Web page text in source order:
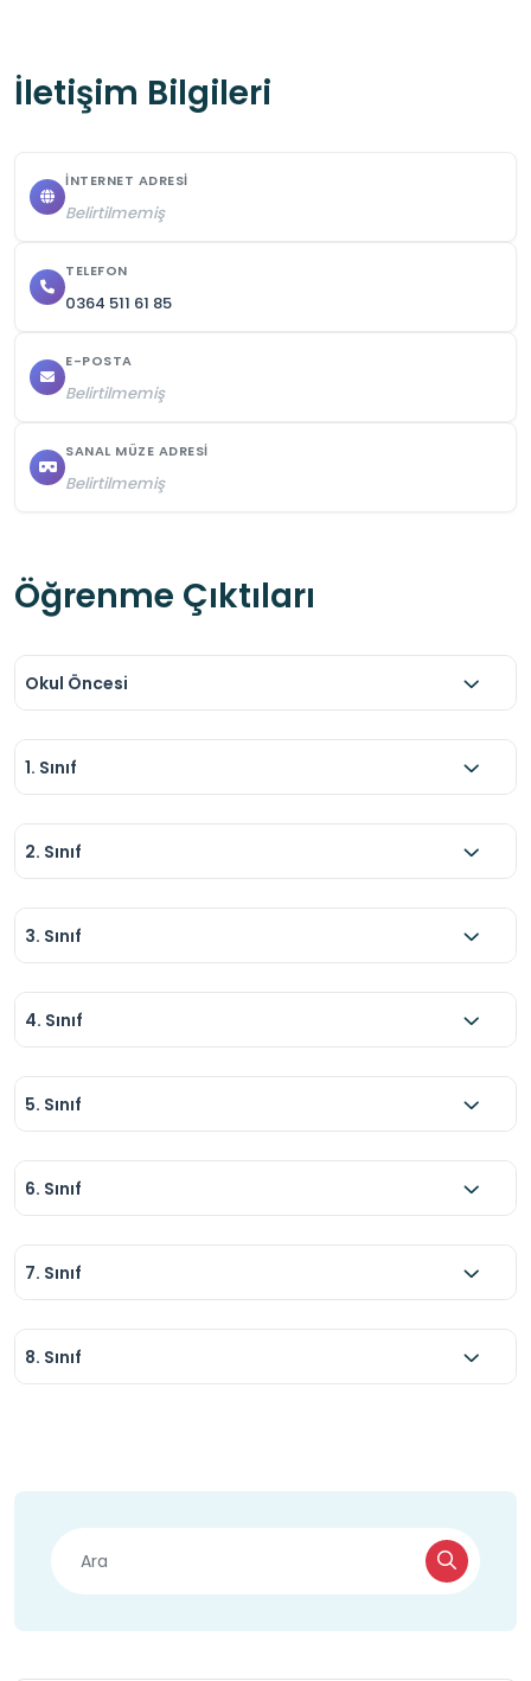
gerekmektedir.
İletişim Bilgileri
İNTERNET ADRESI
Belirtilmemiş
TELEFON
0364 511 61 85
E-POSTA
Belirtilmemiş
SANAL MÜZE ADRESI
Belirtilmemiş
Öğrenme Çıktıları
Okul Öncesi
1. Sınıf
2. Sınıf
3. Sınıf
4. Sınıf
5. Sınıf
6. Sınıf
7. Sınıf
8. Sınıf